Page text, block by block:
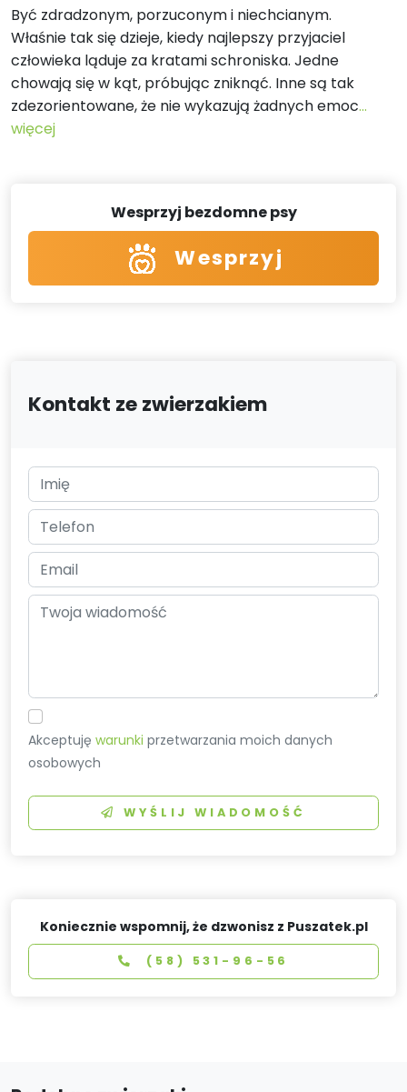
Być zdradzonym, porzuconym i niechcianym.
Właśnie tak się dzieje, kiedy najlepszy przyjaciel
człowieka ląduje za kratami schroniska. Jedne
chowają się w kąt, próbując zniknąć. Inne są tak
zdezorientowane, że nie wykazują żadnych emoc...
więcej
Wesprzyj bezdomne psy
Wesprzyj
Kontakt ze zwierzakiem
Akceptujęwarunki przetwarzania moich danych
osobowych
WYŚLIJ WIADOMOŚĆ
Koniecznie wspomnij, że dzwonisz z Puszatek.pl
(58) 531-96-56